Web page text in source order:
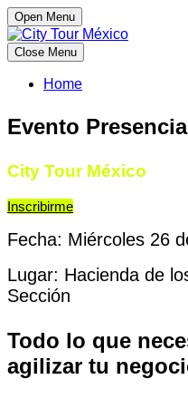
Open Menu
Close Menu
Home
Evento
City Tour México
Inscribirme
Fecha: Miércoles 26
Lugar: Hacienda de
Sección
Todo lo que
agilizar tu